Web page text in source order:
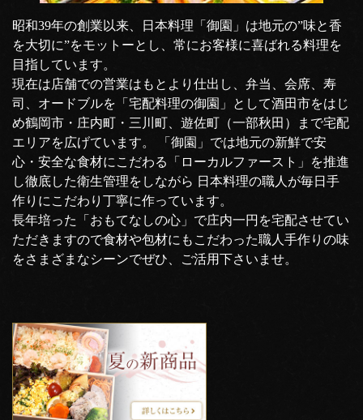
昭和39年の創業以来、日本料理「御園」は地元の”味と香
を大切に”をモットーとし、常にお客様に喜ばれる料理を
目指しています。
現在は店舗での営業はもとより仕出し、弁当、会席、寿
司、オードブルを「宅配料理の御園」として酒田市をはじ
め鶴岡市・庄内町・三川町、遊佐町（一部秋田）まで宅配
エリアを広げています。 「御園」では地元の新鮮で安
心・安全な食材にこだわる「ローカルファースト」を推進
し徹底した衛生管理をしながら 日本料理の職人が毎日手
作りにこだわり丁寧に作っています。
長年培った「おもてなしの心」で庄内一円を宅配させてい
ただきますので食材や包材にもこだわった職人手作りの味
をさまざまなシーンでぜひ、ご活用下さいませ。